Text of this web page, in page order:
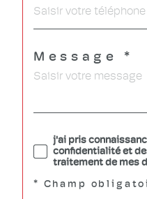
Message *
j'ai pris
confidentialité et
traitement de mes
* Champ